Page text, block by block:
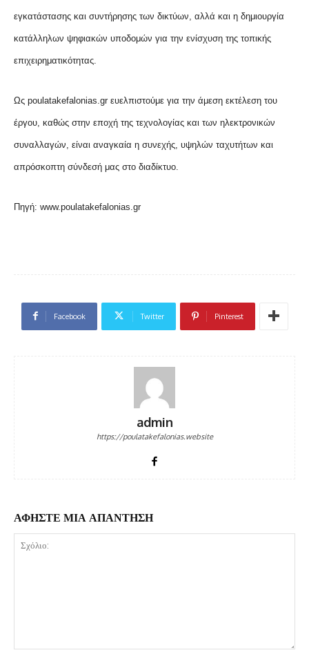
εγκατάστασης και συντήρησης των δικτύων, αλλά και η δημιουργία
κατάλληλων ψηφιακών υποδομών για την ενίσχυση της τοπικής
επιχειρηματικότητας.
Ως poulatakefalonias.gr ευελπιστούμε για την άμεση εκτέλεση του
έργου, καθώς στην εποχή της τεχνολογίας και των ηλεκτρονικών
συναλλαγών, είναι αναγκαία η συνεχής, υψηλών ταχυτήτων και
απρόσκοπτη σύνδεσή μας στο διαδίκτυο.
Πηγή: www.poulatakefalonias.gr
Facebook Twitter Pinterest
admin
https://poulatakefalonias.website
ΑΦΗΣΤΕ ΜΙΑ ΑΠΑΝΤΗΣΗ